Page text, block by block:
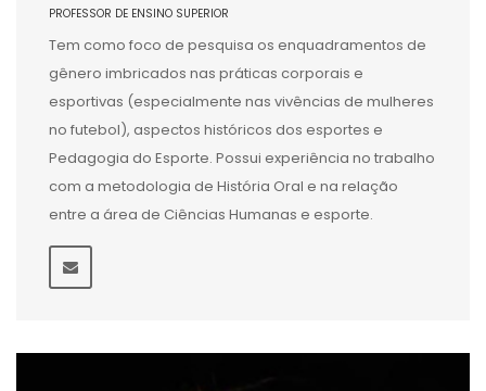
PROFESSOR DE ENSINO SUPERIOR
Tem como foco de pesquisa os enquadramentos de
gênero imbricados nas práticas corporais e
esportivas (especialmente nas vivências de mulheres
no futebol), aspectos históricos dos esportes e
Pedagogia do Esporte. Possui experiência no trabalho
com a metodologia de História Oral e na relação
entre a área de Ciências Humanas e esporte.